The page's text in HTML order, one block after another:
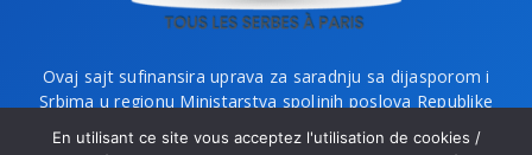
Ovaj sajt sufinansira uprava za saradnju sa dijasporom i
Srbima u regionu Ministarstva spoljnih poslova Republike
Srbije i Ministarstvo bez portfelja zaduženo za dijasporu.
En utilisant ce site vous acceptez l'utilisation de cookies /